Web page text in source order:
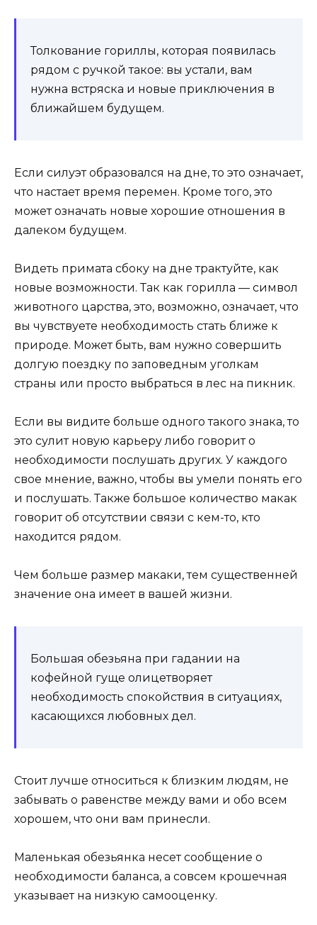
Толкование гориллы, которая появилась
рядом с ручкой такое: вы устали, вам
нужна встряска и новые приключения в
ближайшем будущем.
Если силуэт образовался на дне, то это означает,
что настает время перемен. Кроме того, это
может означать новые хорошие отношения в
далеком будущем.
Видеть примата сбоку на дне трактуйте, как
новые возможности. Так как горилла — символ
животного царства, это, возможно, означает, что
вы чувствуете необходимость стать ближе к
природе. Может быть, вам нужно совершить
долгую поездку по заповедным уголкам
страны или просто выбраться в лес на пикник.
Если вы видите больше одного такого знака, то
это сулит новую карьеру либо говорит о
необходимости послушать других. У каждого
свое мнение, важно, чтобы вы умели понять его
и послушать. Также большое количество макак
говорит об отсутствии связи с кем-то, кто
находится рядом.
Чем больше размер макаки, тем существенней
значение она имеет в вашей жизни.
Большая обезьяна при гадании на
кофейной гуще олицетворяет
необходимость спокойствия в ситуациях,
касающихся любовных дел.
Стоит лучше относиться к близким людям, не
забывать о равенстве между вами и обо всем
хорошем, что они вам принесли.
Маленькая обезьянка несет сообщение о
необходимости баланса, а совсем крошечная
указывает на низкую самооценку.